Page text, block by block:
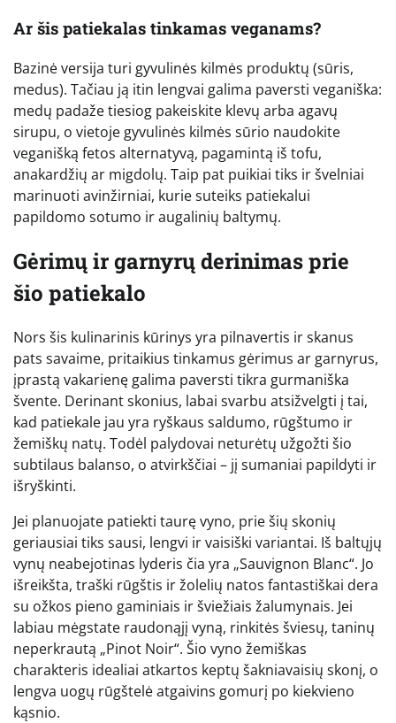
Ar šis patiekalas tinkamas veganams?
Bazinė versija turi gyvulinės kilmės produktų (sūris,
medus). Tačiau ją itin lengvai galima paversti veganiška:
medų padaže tiesiog pakeiskite klevų arba agavų
sirupu, o vietoje gyvulinės kilmės sūrio naudokite
veganišką fetos alternatyvą, pagamintą iš tofu,
anakardžių ar migdolų. Taip pat puikiai tiks ir švelniai
marinuoti avinžirniai, kurie suteiks patiekalui
papildomo sotumo ir augalinių baltymų.
Gėrimų ir garnyrų derinimas prie
šio patiekalo
Nors šis kulinarinis kūrinys yra pilnavertis ir skanus
pats savaime, pritaikius tinkamus gėrimus ar garnyrus,
įprastą vakarienę galima paversti tikra gurmaniška
švente. Derinant skonius, labai svarbu atsižvelgti į tai,
kad patiekale jau yra ryškaus saldumo, rūgštumo ir
žemiškų natų. Todėl palydovai neturėtų užgožti šio
subtilaus balanso, o atvirkščiai – jį sumaniai papildyti ir
išryškinti.
Jei planuojate patiekti taurę vyno, prie šių skonių
geriausiai tiks sausi, lengvi ir vaisiški variantai. Iš baltųjų
vynų neabejotinas lyderis čia yra „Sauvignon Blanc“. Jo
išreikšta, traški rūgštis ir žolelių natos fantastiškai dera
su ožkos pieno gaminiais ir šviežiais žalumynais. Jei
labiau mėgstate raudonąjį vyną, rinkitės šviesų, taninų
neperkrautą „Pinot Noir“. Šio vyno žemiškas
charakteris idealiai atkartos keptų šakniavaisių skonį, o
lengva uogų rūgštelė atgaivins gomurį po kiekvieno
kąsnio.